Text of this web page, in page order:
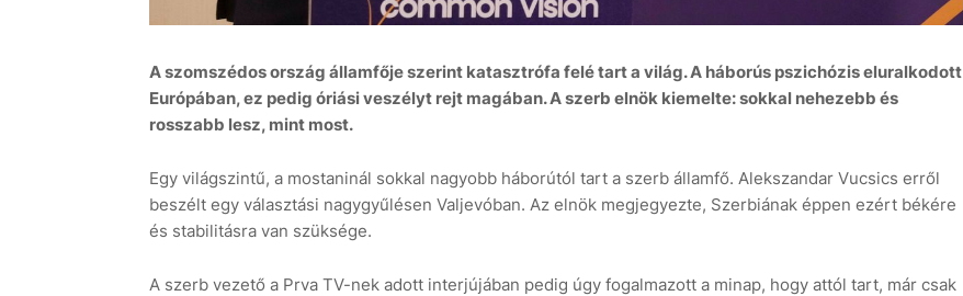
A szomszédos ország államfője szerint katasztrófa felé tart a világ. A háborús pszichózis eluralkodott
Európában, ez pedig óriási veszélyt rejt magában. A szerb elnök kiemelte: sokkal nehezebb és
rosszabb lesz, mint most.
Egy világszintű, a mostaninál sokkal nagyobb háborútól tart a szerb államfő. Alekszandar Vucsics erről
beszélt egy választási nagygyűlésen Valjevóban. Az elnök megjegyezte, Szerbiának éppen ezért békére
és stabilitásra van szüksége.
A szerb vezető a Prva TV-nek adott interjújában pedig úgy fogalmazott a minap, hogy attól tart, már csak